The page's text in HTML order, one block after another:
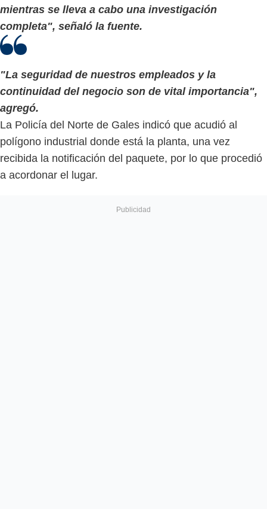
mientras se lleva a cabo una investigación
completa", señaló la fuente.
"La seguridad de nuestros empleados y la
continuidad del negocio son de vital importancia",
agregó.
La Policía del Norte de Gales indicó que acudió al
polígono industrial donde está la planta, una vez
recibida la notificación del paquete, por lo que procedió
a acordonar el lugar.